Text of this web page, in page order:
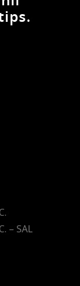
– SAL